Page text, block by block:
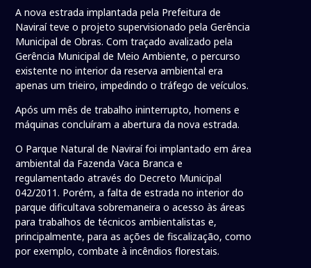
A nova estrada implantada pela Prefeitura de
Naviraí teve o projeto supervisionado pela Gerência
Municipal de Obras. Com traçado avalizado pela
Gerência Municipal de Meio Ambiente, o percurso
existente no interior da reserva ambiental era
apenas um trieiro, impedindo o tráfego de veículos.
Após um mês de trabalho ininterrupto, homens e
máquinas concluíram a abertura da nova estrada.
O Parque Natural de Naviraí foi implantado em área
ambiental da Fazenda Vaca Branca e
regulamentado através do Decreto Municipal
042/2011. Porém, a falta de estrada no interior do
parque dificultava sobremaneira o acesso às áreas
para trabalhos de técnicos ambientalistas e,
principalmente, para as ações de fiscalização, como
por exemplo, combate à incêndios florestais.